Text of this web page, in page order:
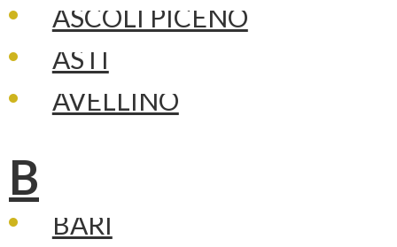
ASCOLI PICENO
ASTI
AVELLINO
B
BARI